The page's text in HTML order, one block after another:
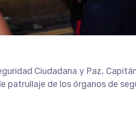
Ciudadana y Paz,
patrullaje de los órganos de